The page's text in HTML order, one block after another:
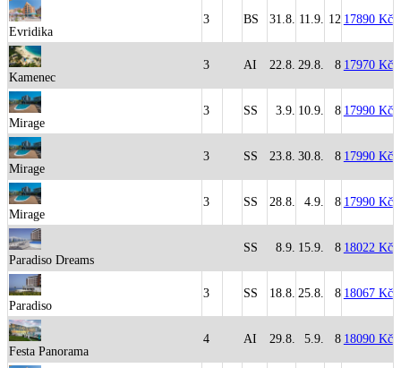
Evridika
3 BS 31.8. 11.9. 12 17890 Kč
Kamenec
3 AI 22.8. 29.8. 8 17970 Kč
Mirage
3 SS 3.9. 10.9. 8 17990 Kč
Mirage
3 SS 23.8. 30.8. 8 17990 Kč
Mirage
3 SS 28.8. 4.9. 8 17990 Kč
Paradiso Dreams
SS 8.9. 15.9. 8 18022 Kč
Paradiso
3 SS 18.8. 25.8. 8 18067 Kč
Festa Panorama
4 AI 29.8. 5.9. 8 18090 Kč